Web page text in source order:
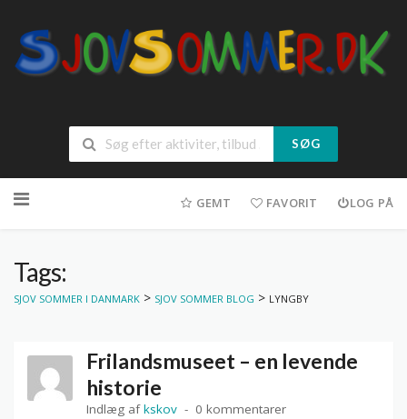
SØG
til
GEMT FAVORIT LOG PÅ
Tags:
SJOV SOMMER I DANMARK > SJOV SOMMER BLOG > LYNGBY
Frilandsmuseet – en levende
historie
Indlæg afkskov 0 kommentarer